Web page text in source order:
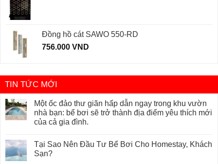
Đồng hồ cát SAWO 550-RD
756.000 VND
TIN TỨC MỚI
Một ốc đảo thư giãn hấp dẫn ngay trong khu vườn
nhà bạn: bể bơi sẽ trở thành địa điểm yêu thích mới
của cả gia đình.
Tại Sao Nên Đầu Tư Bể Bơi Cho Homestay, Khách
Sạn?